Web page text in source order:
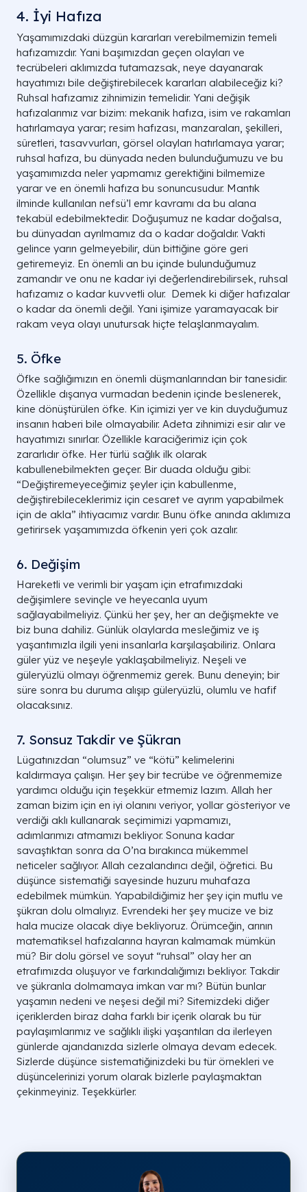
4. İyi Hafıza
Yaşamımızdaki düzgün kararları verebilmemizin temeli
hafızamızdır. Yani başımızdan geçen olayları ve
tecrübeleri aklımızda tutamazsak, neye dayanarak
hayatımızı bile değiştirebilecek kararları alabileceğiz ki?
Ruhsal hafızamız zihnimizin temelidir. Yani değişik
hafızalarımız var bizim: mekanik hafıza, isim ve rakamları
hatırlamaya yarar; resim hafızası, manzaraları, şekilleri,
sûretleri, tasavvurları, görsel olayları hatırlamaya yarar;
ruhsal hafıza, bu dünyada neden bulunduğumuzu ve bu
yaşamımızda neler yapmamız gerektiğini bilmemize
yarar ve en önemli hafıza bu sonuncusudur. Mantık
ilminde kullanılan nefsü’l emr kavramı da bu alana
tekabül edebilmektedir. Doğuşumuz ne kadar doğalsa,
bu dünyadan ayrılmamız da o kadar doğaldır. Vakti
gelince yarın gelmeyebilir, dün bittiğine göre geri
getiremeyiz. En önemli an bu içinde bulunduğumuz
zamandır ve onu ne kadar iyi değerlendirebilirsek, ruhsal
hafızamız o kadar kuvvetli olur. Demek ki diğer hafızalar
o kadar da önemli değil. Yani işimize yaramayacak bir
rakam veya olayı unutursak hiçte telaşlanmayalım.
5. Öfke
Öfke sağlığımızın en önemli düşmanlarından bir tanesidir.
Özellikle dışarıya vurmadan bedenin içinde beslenerek,
kine dönüştürülen öfke. Kin içimizi yer ve kin duyduğumuz
insanın haberi bile olmayabilir. Adeta zihnimizi esir alır ve
hayatımızı sınırlar. Özellikle karaciğerimiz için çok
zararlıdır öfke. Her türlü sağlık ilk olarak
kabullenebilmekten geçer. Bir duada olduğu gibi:
“Değiştiremeyeceğimiz şeyler için kabullenme,
değiştirebileceklerimiz için cesaret ve ayrım yapabilmek
için de akla” ihtiyacımız vardır. Bunu öfke anında aklımıza
getirirsek yaşamımızda öfkenin yeri çok azalır.
6. Değişim
Hareketli ve verimli bir yaşam için etrafımızdaki
değişimlere sevinçle ve heyecanla uyum
sağlayabilmeliyiz. Çünkü her şey, her an değişmekte ve
biz buna dahiliz. Günlük olaylarda mesleğimiz ve iş
yaşantımızla ilgili yeni insanlarla karşılaşabiliriz. Onlara
güler yüz ve neşeyle yaklaşabilmeliyiz. Neşeli ve
güleryüzlü olmayı öğrenmemiz gerek. Bunu deneyin; bir
süre sonra bu duruma alışıp güleryüzlü, olumlu ve hafif
olacaksınız.
7. Sonsuz Takdir ve Şükran
Lügatınızdan “olumsuz” ve “kötü” kelimelerini
kaldırmaya çalışın. Her şey bir tecrübe ve öğrenmemize
yardımcı olduğu için teşekkür etmemiz lazım. Allah her
zaman bizim için en iyi olanını veriyor, yollar gösteriyor ve
verdiği aklı kullanarak seçimimizi yapmamızı,
adımlarımızı atmamızı bekliyor. Sonuna kadar
savaştıktan sonra da O’na bırakınca mükemmel
neticeler sağlıyor. Allah cezalandırıcı değil, öğretici. Bu
düşünce sistematiği sayesinde huzuru muhafaza
edebilmek mümkün. Yapabildiğimiz her şey için mutlu ve
şükran dolu olmalıyız. Evrendeki her şey mucize ve biz
hala mucize olacak diye bekliyoruz. Örümceğin, arının
matematiksel hafızalarına hayran kalmamak mümkün
mü? Bir dolu görsel ve soyut “ruhsal” olay her an
etrafımızda oluşuyor ve farkındalığımızı bekliyor. Takdir
ve şükranla dolmamaya imkan var mı? Bütün bunlar
yaşamın nedeni ve neşesi değil mi? Sitemizdeki diğer
içeriklerden biraz daha farklı bir içerik olarak bu tür
paylaşımlarımız ve sağlıklı ilişki yaşantıları da ilerleyen
günlerde ajandanızda sizlerle olmaya devam edecek.
Sizlerde düşünce sistematiğinizdeki bu tür örnekleri ve
düşüncelerinizi yorum olarak bizlerle paylaşmaktan
çekinmeyiniz. Teşekkürler.